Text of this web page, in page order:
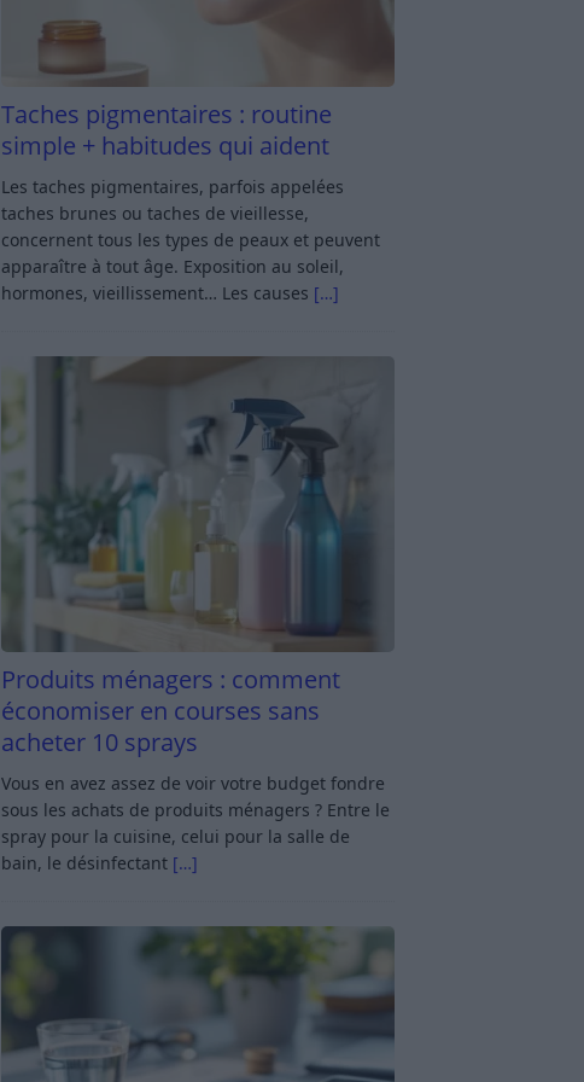
Taches pigmentaires : routine
simple + habitudes qui aident
Les taches pigmentaires, parfois appelées
taches brunes ou taches de vieillesse,
concernent tous les types de peaux et peuvent
apparaître à tout âge. Exposition au soleil,
hormones, vieillissement… Les causes […]
Produits ménagers : comment
économiser en courses sans
acheter 10 sprays
Vous en avez assez de voir votre budget fondre
sous les achats de produits ménagers ? Entre le
spray pour la cuisine, celui pour la salle de
bain, le désinfectant […]